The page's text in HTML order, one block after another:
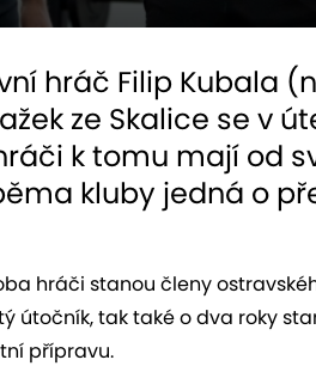
hráč Filip Kubala
ze Skalice se v
k tomu mají od
kluby jedná o
hráči stanou členy
útočník, tak také o dva roky
přípravu.